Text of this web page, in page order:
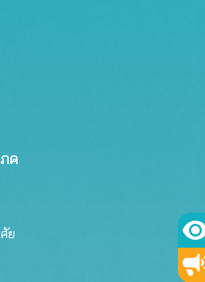
ค
ย